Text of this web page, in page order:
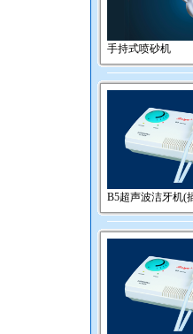
手持式喷砂机
B5超声波洁牙机(